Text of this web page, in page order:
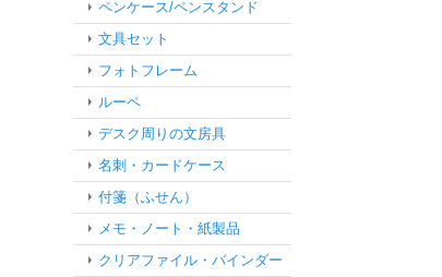
ペンケース/ペンスタンド
文具セット
フォトフレーム
ルーペ
デスク周りの文房具
名刺・カードケース
付箋（ふせん）
メモ・ノート・紙製品
クリアファイル・バインダー